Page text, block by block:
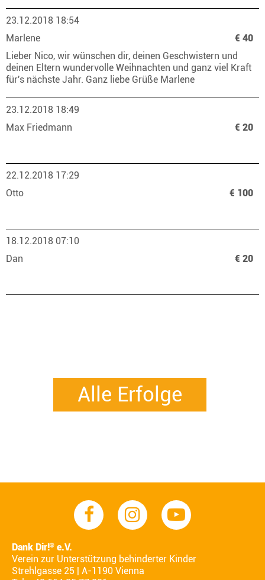
23.12.2018 18:54
Marlene
€ 40
Lieber Nico, wir wünschen dir, deinen Geschwistern und
deinen Eltern wundervolle Weihnachten und ganz viel Kraft
für's nächste Jahr. Ganz liebe Grüße Marlene
23.12.2018 18:49
Max Friedmann
€ 20
22.12.2018 17:29
Otto
€ 100
18.12.2018 07:10
Dan
€ 20
Alle Erfolge
Dank Dir!® e.V.
Verein zur Unterstützung behinderter Kinder
Strehlgasse 25 | A-1190 Vienna